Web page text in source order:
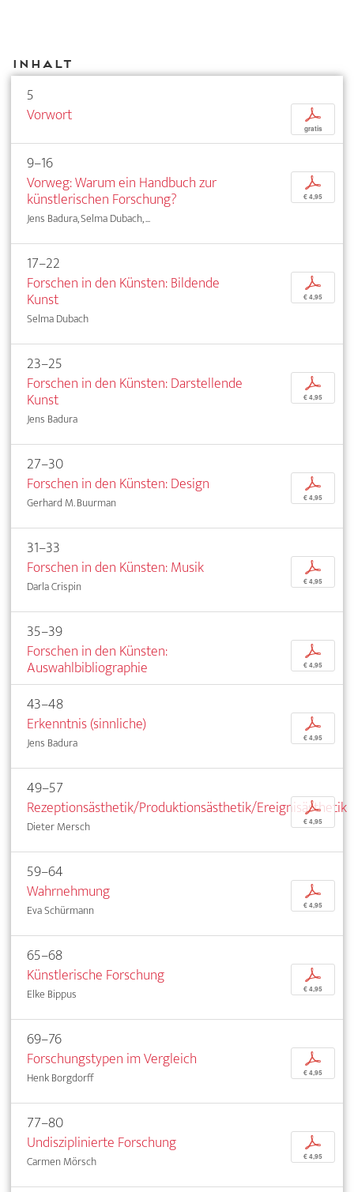
Inhalt
5
Vorwort
p
gratis
9–16
Vorweg: Warum ein Handbuch zur
künstlerischen Forschung?
Jens Badura, Selma Dubach, ...
p
€ 4,95
17–22
Forschen in den Künsten: Bildende
Kunst
Selma Dubach
p
€ 4,95
23–25
Forschen in den Künsten: Darstellende
Kunst
Jens Badura
p
€ 4,95
27–30
Forschen in den Künsten: Design
Gerhard M. Buurman
p
€ 4,95
31–33
Forschen in den Künsten: Musik
Darla Crispin
p
€ 4,95
35–39
Forschen in den Künsten:
Auswahlbibliographie
p
€ 4,95
43–48
Erkenntnis (sinnliche)
Jens Badura
p
€ 4,95
49–57
Rezeptionsästhetik/Produktionsästhetik/Ereignisästhetik
Dieter Mersch
p
€ 4,95
59–64
Wahrnehmung
Eva Schürmann
p
€ 4,95
65–68
Künstlerische Forschung
Elke Bippus
p
€ 4,95
69–76
Forschungstypen im Vergleich
Henk Borgdorff
p
€ 4,95
77–80
Undisziplinierte Forschung
Carmen Mörsch
p
€ 4,95